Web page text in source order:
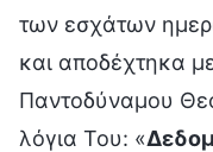
των εσχάτων
και αποδέχτηκα
Παντοδύναμου
λόγια Του: «